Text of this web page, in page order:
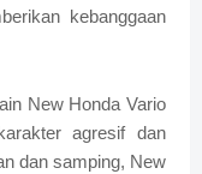
kebanggaan
New Honda Vario
agresif dan
dan samping, New